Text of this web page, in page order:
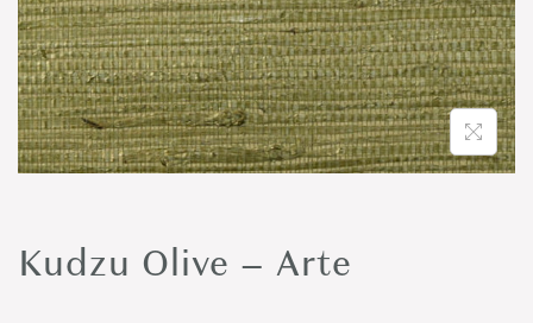
Kudzu Olive – Arte